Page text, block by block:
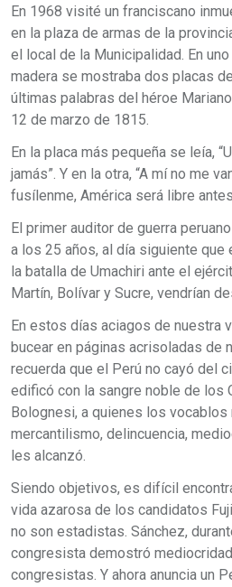
En 1968 visité un franciscano
en la plaza de armas de la
el local de la Municipalidad. En
madera se mostraba dos placas
últimas palabras del héroe
12 de marzo de 1815.
En la placa más pequeña se leía,
jamás”. Y en la otra, “A mí no me
fusílenme, América será libre
El primer auditor de guerra
a los 25 años, al día siguiente
la batalla de Umachiri ante el
Martín, Bolívar y Sucre, vendrían
En estos días aciagos de nuestra
bucear en páginas acrisoladas de
recuerda que el Perú no cayó del
edificó con la sangre noble de los
Bolognesi, a quienes los
mercantilismo, delincuencia,
les alcanzó.
Siendo objetivos, es difícil
vida azarosa de los candidatos
no son estadistas. Sánchez,
congresista demostró
congresistas. Y ahora anuncia un